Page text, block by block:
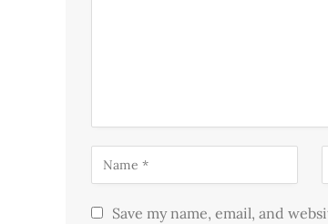
Save my name, email, and